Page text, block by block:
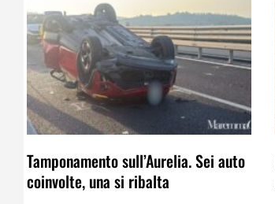
Tamponamento sull’Aurelia. Sei auto
coinvolte, una si ribalta